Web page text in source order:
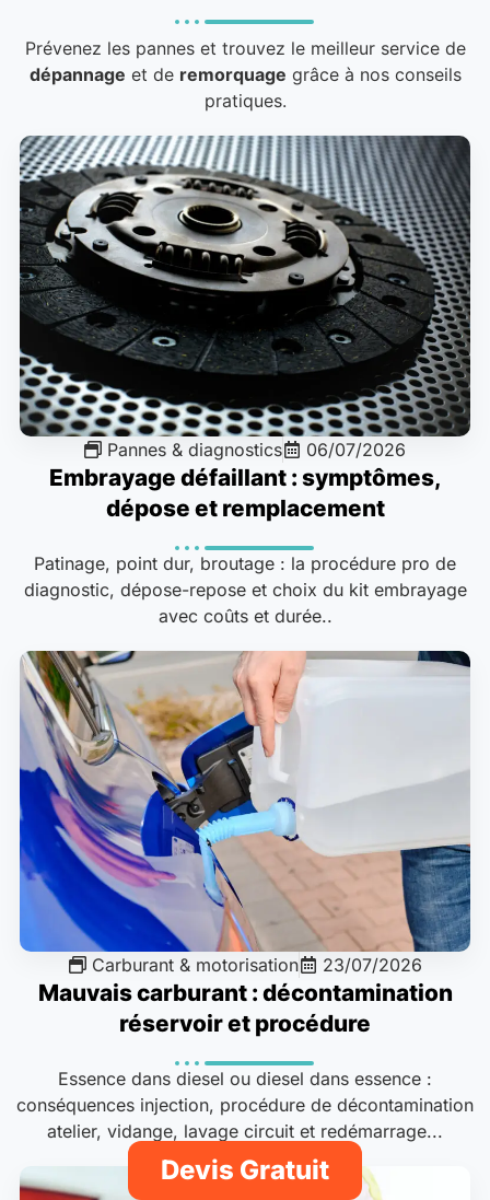
Prévenez les pannes et trouvez le meilleur service de
dépannage et de remorquage grâce à nos conseils
pratiques.
Pannes & diagnostics 06/07/2026
Embrayage défaillant : symptômes,
dépose et remplacement
Patinage, point dur, broutage : la procédure pro de
diagnostic, dépose-repose et choix du kit embrayage
avec coûts et durée..
Carburant & motorisation 23/07/2026
Mauvais carburant : décontamination
réservoir et procédure
Essence dans diesel ou diesel dans essence :
conséquences injection, procédure de décontamination
atelier, vidange, lavage circuit et redémarrage...
Devis Gratuit